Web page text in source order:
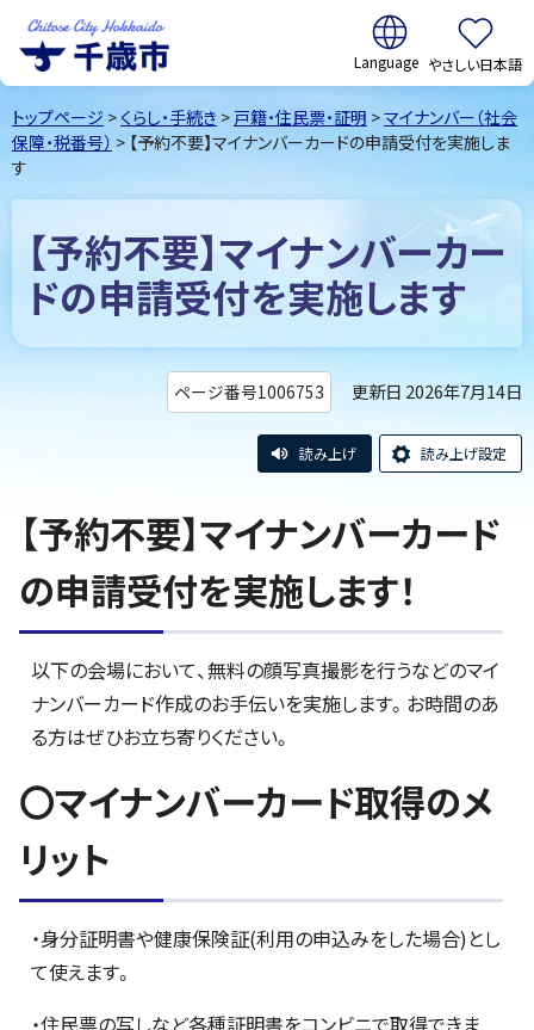
千歳市Chitose
City Hokkaido
翻訳:
やさしい日本語
トップページ > くらし・手続き > 戸籍・住民票・証明 >マイナンバー（社会
保障・税番号） > 【予約不要】マイナンバーカードの申請受付を実施しま
す
【予約不要】マイナンバーカー
ドの申請受付を実施します
ページ番号1006753 更新日 2026年7月14日
読み上げ 読み上げ設定
【予約不要】マイナンバーカード
の申請受付を実施します！
以下の会場において、無料の顔写真撮影を行うなどのマイ
ナンバーカード作成のお手伝いを実施します。お時間のあ
る方はぜひお立ち寄りください。
〇マイナンバーカード取得のメ
リット
・身分証明書や健康保険証(利用の申込みをした場合)とし
て使えます。
・住民票の写しなど各種証明書をコンビニで取得できま